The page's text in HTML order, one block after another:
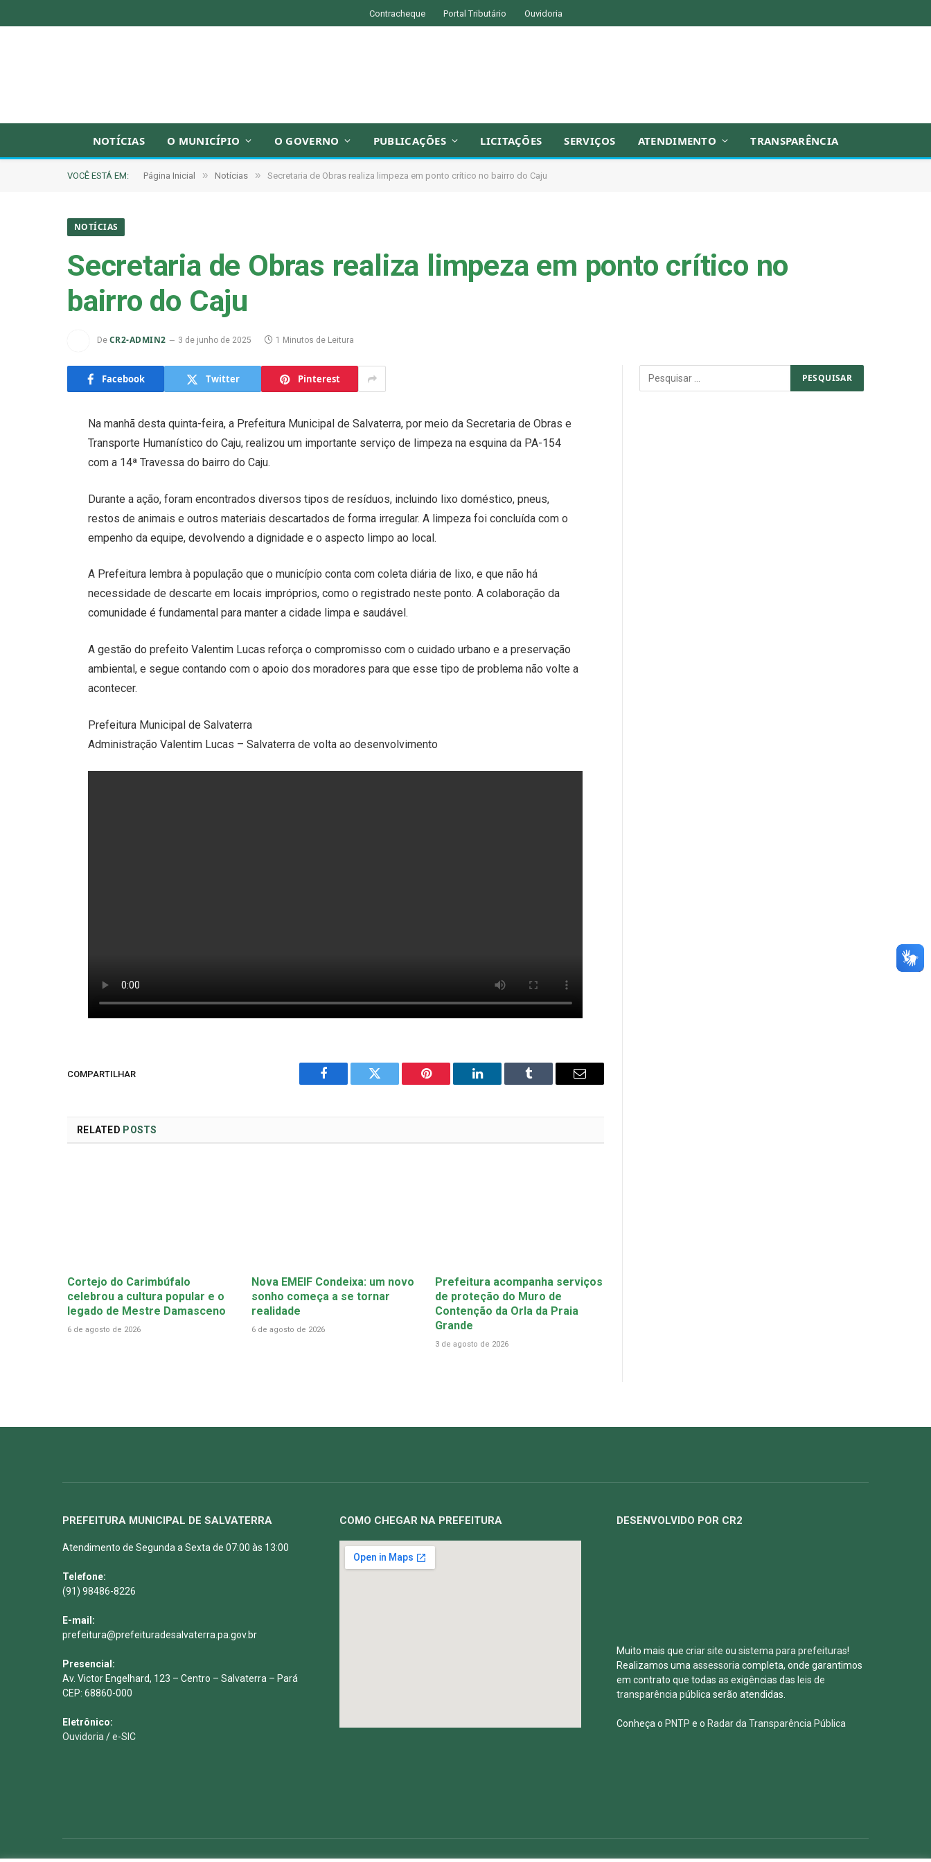
Contracheque Portal Tributário Ouvidoria
NOTÍCIAS O MUNICÍPIO O GOVERNO PUBLICAÇÕES LICITAÇÕES SERVIÇOS ATENDIMENTO TRANSPARÊNCIA
VOCÊ ESTÁ EM: Página Inicial » Notícias » Secretaria de Obras realiza limpeza em ponto crítico no bairro do Caju
NOTÍCIAS
Secretaria de Obras realiza limpeza em ponto crítico no
bairro do Caju
De CR2-ADMIN2 3 de junho de 2025 1 Minutos de Leitura
Facebook Twitter Pinterest
Na manhã desta quinta-feira, a Prefeitura Municipal de Salvaterra, por meio da Secretaria de Obras e
Transporte Humanístico do Caju, realizou um importante serviço de limpeza na esquina da PA-154
com a 14ª Travessa do bairro do Caju.
Durante a ação, foram encontrados diversos tipos de resíduos, incluindo lixo doméstico, pneus,
restos de animais e outros materiais descartados de forma irregular. A limpeza foi concluída com o
empenho da equipe, devolvendo a dignidade e o aspecto limpo ao local.
A Prefeitura lembra à população que o município conta com coleta diária de lixo, e que não há
necessidade de descarte em locais impróprios, como o registrado neste ponto. A colaboração da
comunidade é fundamental para manter a cidade limpa e saudável.
A gestão do prefeito Valentim Lucas reforça o compromisso com o cuidado urbano e a preservação
ambiental, e segue contando com o apoio dos moradores para que esse tipo de problema não volte a
acontecer.
Prefeitura Municipal de Salvaterra
Administração Valentim Lucas – Salvaterra de volta ao desenvolvimento
COMPARTILHAR
Facebook Twitter Pinterest LinkedIn Tumblr Email
RELATED POSTS
Cortejo do Carimbúfalo
celebrou a cultura popular e o
legado de Mestre Damasceno
6 de agosto de 2026
Nova EMEIF Condeixa: um novo
sonho começa a se tornar
realidade
6 de agosto de 2026
Prefeitura acompanha serviços
de proteção do Muro de
Contenção da Orla da Praia
Grande
3 de agosto de 2026
PREFEITURA MUNICIPAL DE SALVATERRA
Atendimento de Segunda a Sexta de 07:00 às 13:00
Telefone:
(91) 98486-8226
E-mail:
prefeitura@prefeituradesalvaterra.pa.gov.br
Presencial:
Av. Victor Engelhard, 123 – Centro – Salvaterra – Pará
CEP: 68860-000
Eletrônico:
Ouvidoria /e-SIC
COMO CHEGAR NA PREFEITURA DESENVOLVIDO POR CR2
Muito mais que criar site ou sistema para prefeituras!
Realizamos uma assessoria completa, onde garantimos
em contrato que todas as exigências das leis de
transparência pública serão atendidas.
Conheça o PNTP e o Radar da Transparência Pública